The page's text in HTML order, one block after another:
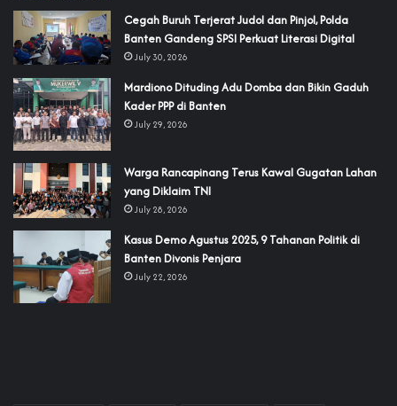
Cegah Buruh Terjerat Judol dan Pinjol, Polda
Banten Gandeng SPSI Perkuat Literasi Digital
July 30, 2026
‎Mardiono Dituding Adu Domba dan Bikin Gaduh
Kader PPP di Banten
July 29, 2026
‎Warga Rancapinang Terus Kawal Gugatan Lahan
yang Diklaim TNI‎‎
July 28, 2026
‎Kasus Demo Agustus 2025, 9 Tahanan Politik di
Banten Divonis Penjara
July 22, 2026